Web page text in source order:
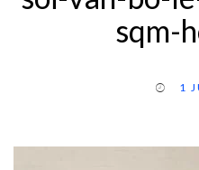
sqm-
1